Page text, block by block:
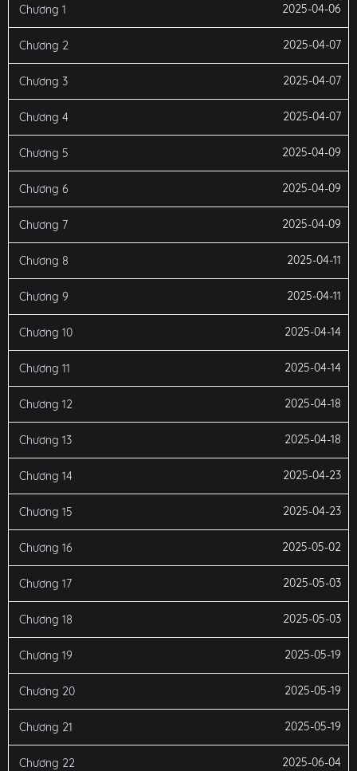
Chương 1 2025-04-06
Chương 2 2025-04-07
Chương 3 2025-04-07
Chương 4 2025-04-07
Chương 5 2025-04-09
Chương 6 2025-04-09
Chương 7 2025-04-09
Chương 8 2025-04-11
Chương 9 2025-04-11
Chương 10 2025-04-14
Chương 11 2025-04-14
Chương 12 2025-04-18
Chương 13 2025-04-18
Chương 14 2025-04-23
Chương 15 2025-04-23
Chương 16 2025-05-02
Chương 17 2025-05-03
Chương 18 2025-05-03
Chương 19 2025-05-19
Chương 20 2025-05-19
Chương 21 2025-05-19
Chương 22 2025-06-04